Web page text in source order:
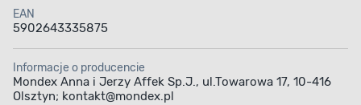
EAN
5902643335875
Informacje o producencie
Mondex Anna i Jerzy Affek Sp.J., ul.Towarowa 17, 10-416
Olsztyn; kontakt@mondex.pl